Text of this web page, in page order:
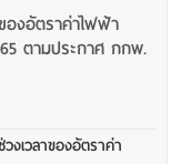
องอัตราค่าไฟฟ้า
ตามประกาศ กกพ.
เวลาของอัตราค่า